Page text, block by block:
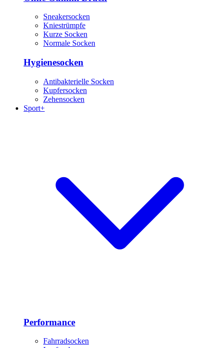
Sneakersocken
Kniestrümpfe
Kurze Socken
Normale Socken
Hygienesocken
Antibakterielle Socken
Kupfersocken
Zehensocken
Sport+
Performance
Fahrradsocken